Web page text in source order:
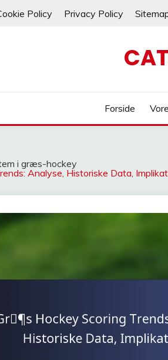
Policy Privacy Policy
Forside
i græs-hockey
Analyse, Historiske Data,